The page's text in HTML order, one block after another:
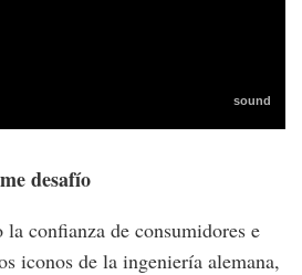
desafío
confianza de consumidores e
iconos de la ingeniería alemana,